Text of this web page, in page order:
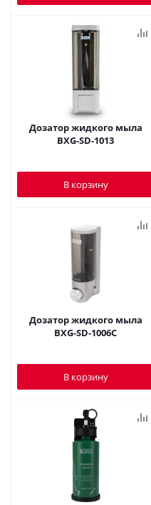
Дозатор жидкого мыла
BXG-SD-1013
В корзину
Дозатор жидкого мыла
BXG-SD-1006C
В корзину